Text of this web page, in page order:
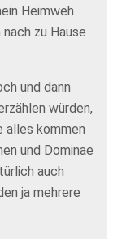
Heimweh
zu Hause
und dann
würden,
alles kommen
und Dominae
auch
ja mehrere